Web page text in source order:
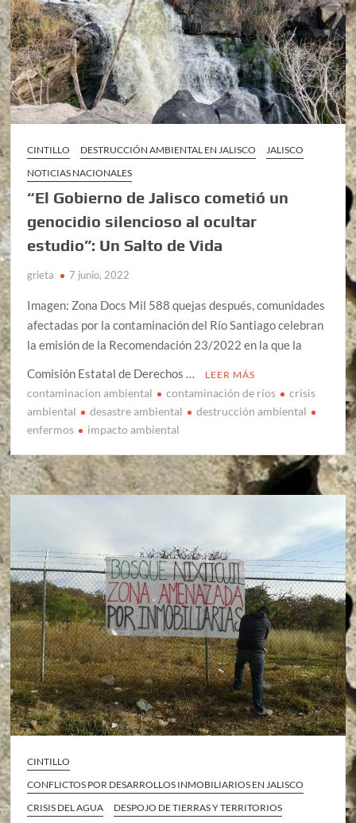
CINTILLO DESTRUCCIÓN AMBIENTAL EN JALISCO
JALISCO
NOTICIAS NACIONALES
“El Gobierno de Jalisco cometió un
genocidio silencioso al ocultar
estudio”: Un Salto de Vida
grieta 7 junio, 2022
Imagen: Zona Docs Mil 588 quejas después, comunidades
afectadas por la contaminación del Río Santiago celebran
la emisión de la Recomendación 23/2022 en la que la
Comisión Estatal de Derechos …
LEER MÁS
contaminacion ambiental contaminación de ríos
crisis
ambiental
desastre ambiental
destrucción ambiental
enfermos
impacto ambiental
CINTILLO
CONFLICTOS POR DESARROLLOS INMOBILIARIOS EN JALISCO
CRISIS DEL AGUA
DESPOJO DE TIERRAS Y TERRITORIOS